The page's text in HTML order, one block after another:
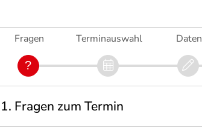
Fragen Terminauswahl Daten
1. Fragen zum Termin